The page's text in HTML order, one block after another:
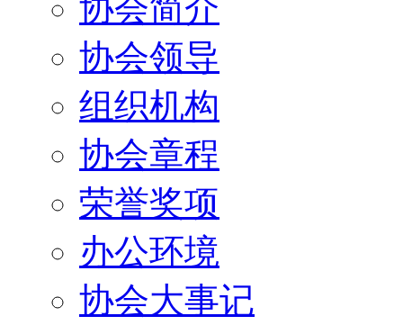
协会简介
协会领导
组织机构
协会章程
荣誉奖项
办公环境
协会大事记